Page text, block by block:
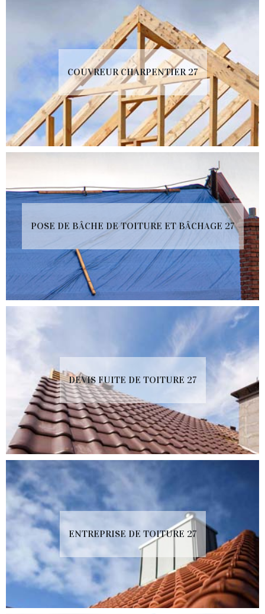
COUVREUR CHARPENTIER 27
POSE DE BÂCHE DE TOITURE ET BÂCHAGE 27
DEVIS FUITE DE TOITURE 27
ENTREPRISE DE TOITURE 27